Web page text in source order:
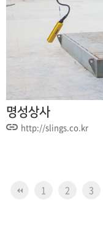
명성상사
http://slings.co.kr
1 2 3